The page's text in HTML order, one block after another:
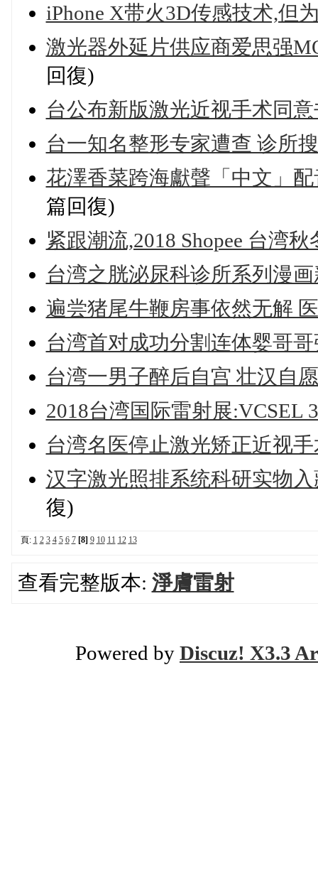
iPhone X带火3D传感技术,但
激光器外延片供应商爱思强
回復)
台公布新版激光近视手术同
台一知名整形专家遭查 诊所
花澤香菜跨海獻聲「中文」
篇回復)
紧跟潮流,2018 Shopee 台湾
台湾之胱泌尿科诊所系列漫
遍尝猪尾牛鞭房事依然无解
台湾首对成功分割连体婴哥
台湾一男子醉后自宫 壮汉自
2018台湾国际雷射展:VCSEL
台湾名医停止激光矫正近视
汉字激光照排系统科研实物
復)
頁: 1 2 3 4 5 6 7 [8] 9 10 11 12 13
查看完整版本: 淨膚雷射
Powered by Discuz! X3.3